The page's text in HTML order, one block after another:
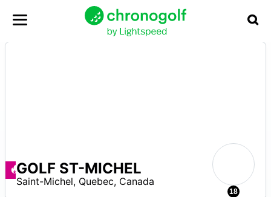
Ofertas disponibles
18
GOLF ST-MICHEL
Saint-Michel, Quebec, Canada